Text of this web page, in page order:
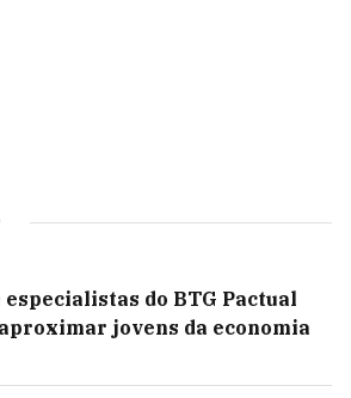
do BTG Pactual
jovens da economia